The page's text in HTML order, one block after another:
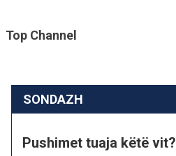
Top Channel
SONDAZH
Pushimet tuaja këtë vit?